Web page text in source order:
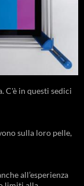
C'è in questi sedici
sulla loro pelle,
all’esperienza